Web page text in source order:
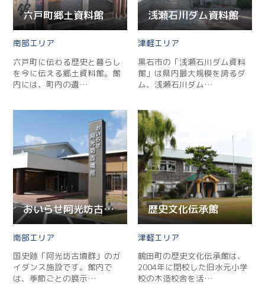
六戸町郷土資料館
南部
六戸町に伝わる歴史と暮らし
を今に伝える郷土資料館。館
内には、町内の遺…
浅瀬石川ダム資料館
津軽
黒石市の「浅瀬石川ダム資料
館」は県内最大規模を誇るダ
ム、浅瀬石川ダム…
おいらせ阿光坊古墳館
南部
国史跡「阿光坊古墳群」のガ
イダンス施設です。館内で
は、季節ごとの展示…
歴史文化伝承館
津軽
鶴田町の歴史文化伝承館は、
2004年に閉校した旧水元小学
校の木造校舎を活…